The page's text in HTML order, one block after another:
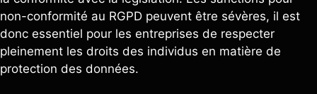
non-conformité au RGPD peuvent être sévères, il est
donc essentiel pour les entreprises de respecter
pleinement les droits des individus en matière de
protection des données.